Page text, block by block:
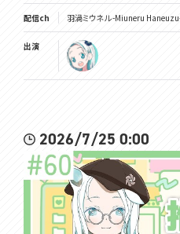
Bluesky✿https://bsky.app/
（日常的な呟きはこちら）
GOODS✿https://voms.booth.pm/
°˖✧ 異世界の姿 ✧˖°
Illust✿https://twitter.com/
Live2D✿https://twitter.com/
･････････････････････････････
配信ch 羽渦ミウネル -Miuneru
出演
2026/7/25 0:00